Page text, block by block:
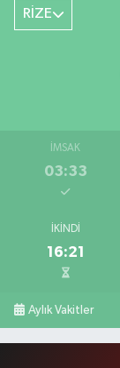
RİZE
İMSAK
03:33
İKINDI
16:21
Aylık Vakitler